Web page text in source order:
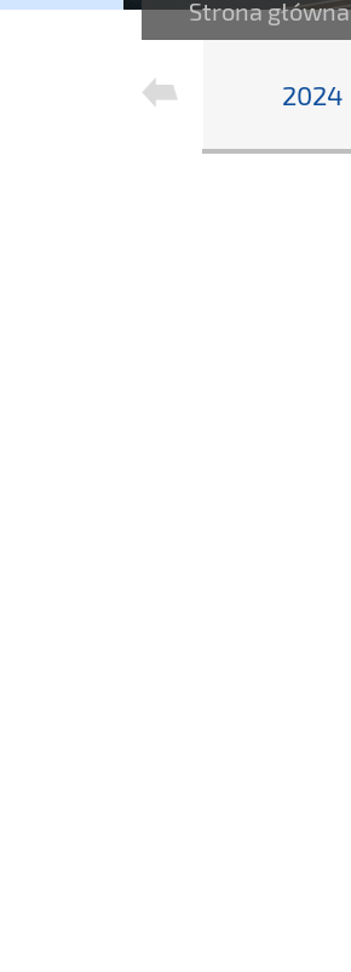
Strona główna
2024